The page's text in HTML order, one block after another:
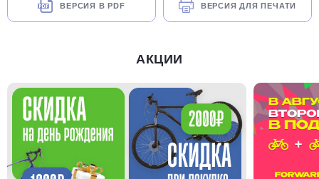
ВЕРСИЯ В PDF ВЕРСИЯ ДЛЯ ПЕЧАТИ
АКЦИИ